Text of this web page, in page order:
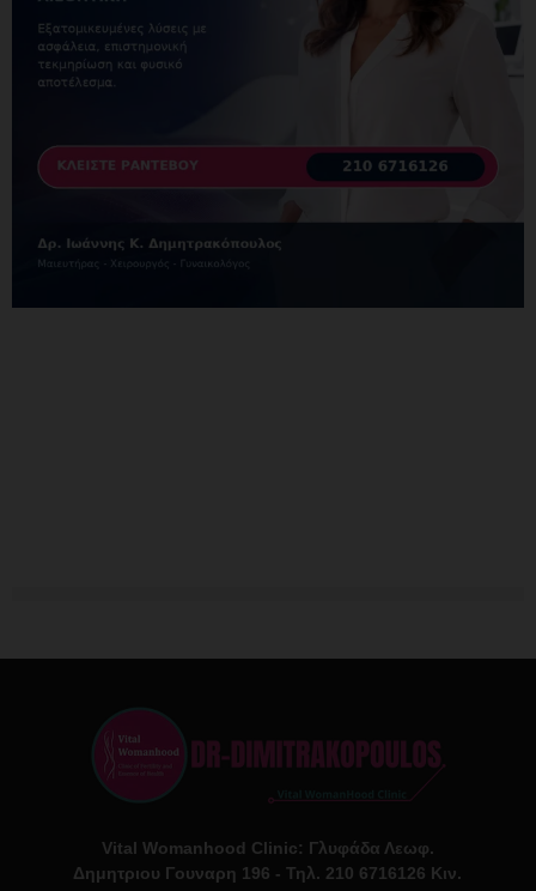
Vital Womanhood Clinic: Γλυφάδα Λεωφ.
Δημητριου Γουναρη 196 - Τηλ. 210 6716126 Κιν.